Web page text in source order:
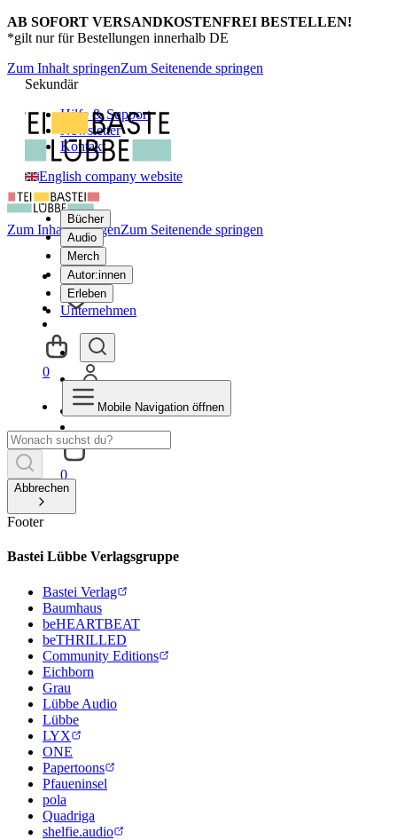
AB SOFORT VERSANDKOSTENFREI BESTELLEN!
*gilt nur für Bestellungen innerhalb DE
Zum Inhalt springenZum Seitenende springen
Sekundär
Hilfe & Support
Newsletter
Kontakt
English company website
Bücher
Audio
Merch
Autor:innen
Erleben
Unternehmen
0
Zum Inhalt springenZum Seitenende springen
0
Mobile Navigation öffnen
Abbrechen
Footer
Bastei Lübbe Verlagsgruppe
Bastei Verlag
Baumhaus
beHEARTBEAT
beTHRILLED
Community Editions
Eichborn
Grau
Lübbe Audio
Lübbe
LYX
ONE
Papertoons
Pfaueninsel
pola
Quadriga
shelfie.audio